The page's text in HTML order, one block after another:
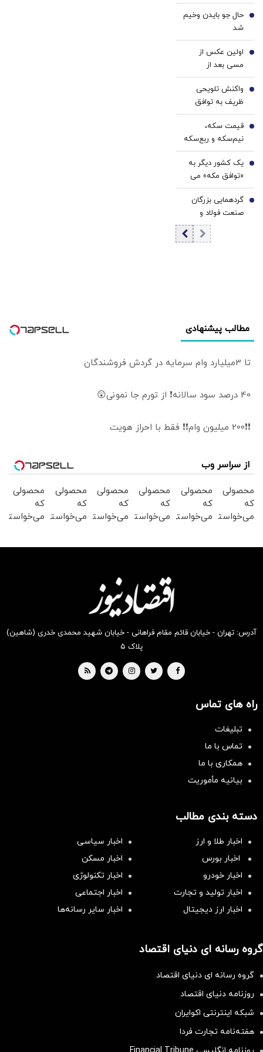
خانگیاز رستوران‌ها
گذاشت؟/ رکورد
خرید کنسرو و آب
معدنی شکسته
شد/ سرویس
اعتباری بیشترین
حال جو بایدن وخیم
شد
2
اولین عکس از
مسی بعد از
درگذشت پدرش
3
واکنش تلویحی
ظریف به توافق
مکه
4
قیمت سکه،
نیم‌سکه و ربع‌سکه
امروز یکشنبه ۱۸
مرداد ۱۴۰۵/ کاهش
قیمت سکه
5
یک کشور دیگر به
«توافق مکه» می
پیوندد/ ترکیه خیال
ایران را راحت کرد
6
گردهمایی بزرگان
صنعت فولاد و
سنگ آهن در دنیای
اقتصاد | بررسی
7
مطالب پیشنهادی
تا 3میلیارد وام سرمایه در گردش فروشندگان
40 درصد سود سالانه❗ از تورم جا نمونی😲
❗❗200 میلیون وام❗❗ فقط با احراز هویت
از سراسر وب
محصولی
که
می‌خواستی
محصولی
که
می‌خواستی
محصولی
که
می‌خواستی
بخر !
محصولی
که
می‌خواستی
بخر !
محصولی
که
می‌خواستی
محصولی
که
می‌خواستی
آدرس: تهران - خیابان قائم مقام فراهانی - خیابان شهید محمدی خدری (شاهین)
پلاک ۵
راه های تماس
تبلیغات
تماس با ما
همکاری با ما
بیانیه مأموریت
دسته بندی مطالب
اخبار طلا و ارز
اخبار سیاسی
اخبار بورس
اخبار مسکن
اخبار خودرو
اخبار تکنولوژی
اخبار تولید و تجارت
اخبار اجتماعی
اخبار ارز دیجیتال
اخبار سایر رسانه‌‌ها
گروه رسانه ای دنیای اقتصاد
گروه رسانه ای دنیای اقتصاد
روزنامه دنیای اقتصاد
شبکه اینترنتی اکوایران
هفته‌نامه تجارت فردا